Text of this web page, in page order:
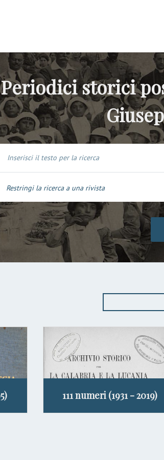
Periodici storici
Restringi la ricerca a una rivista
111 numeri (1931 - 2019)